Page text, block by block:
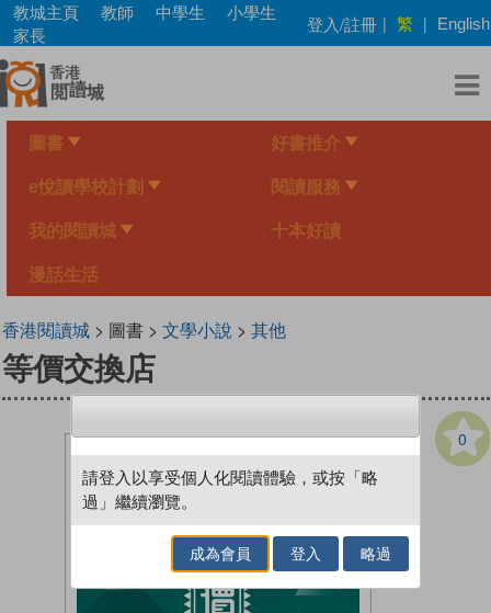
Skip
main
content
教城主頁 教師 中學生
小學生
家長
登入/註冊 | 繁 | English
圖書 好書推介
e悅讀學校計劃 閱讀服務
我的閱讀城 十本好讀
漫話生活
香港閱讀城> 圖書 > 文學小說 > 其他
等價交換店
0
請登入以享受個人化閱讀體驗，或按「略
過」繼續瀏覽。
成為會員 登入 略過